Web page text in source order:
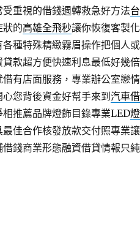
重視的借錢週轉救急好方法
狀的高雄全飛秒讓你恢復客製
各種特殊精緻霧眉操作把個人
貸款超方便快速利息最低好幾
有店面服務，專業辦公室戀
您背後資金好幫手來到 汽車
推薦品牌燈飾目錄專業LED
佳合作核發放款交付照專業
錢商業形態融資借貸情報只